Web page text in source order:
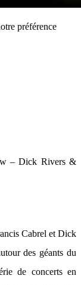
préférence
– Dick Rivers &
Cabrel et Dick
des géants du
de concerts en